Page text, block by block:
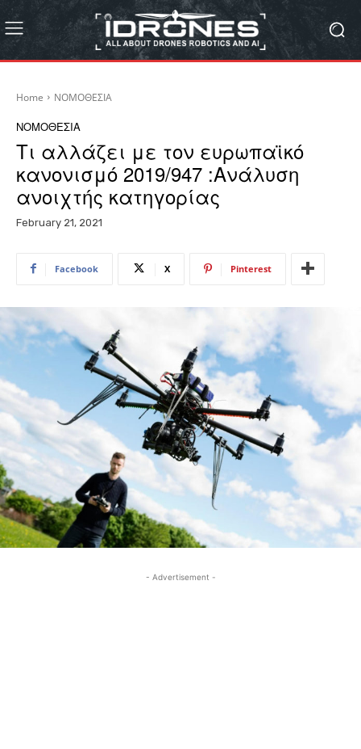
Home ΝΟΜΟΘΕΣΙΑ
ΝΟΜΟΘΕΣΙΑ
Τι αλλάζει με τον ευρωπαϊκό
κανονισμό 2019/947 :Ανάλυση
ανοιχτής κατηγορίας
February 21, 2021
Facebook X Pinterest
- Advertisement -